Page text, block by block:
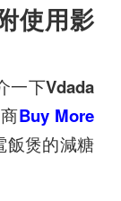
使用影
一下Vdada
Buy More
飯煲的減糖